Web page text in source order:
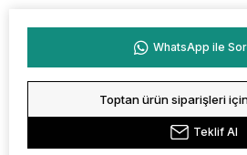
WhatsApp ile
Toptan ürün siparişleri için
Teklif Al